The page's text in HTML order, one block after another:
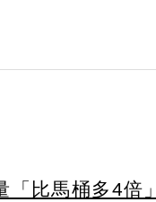
「比馬桶多4倍